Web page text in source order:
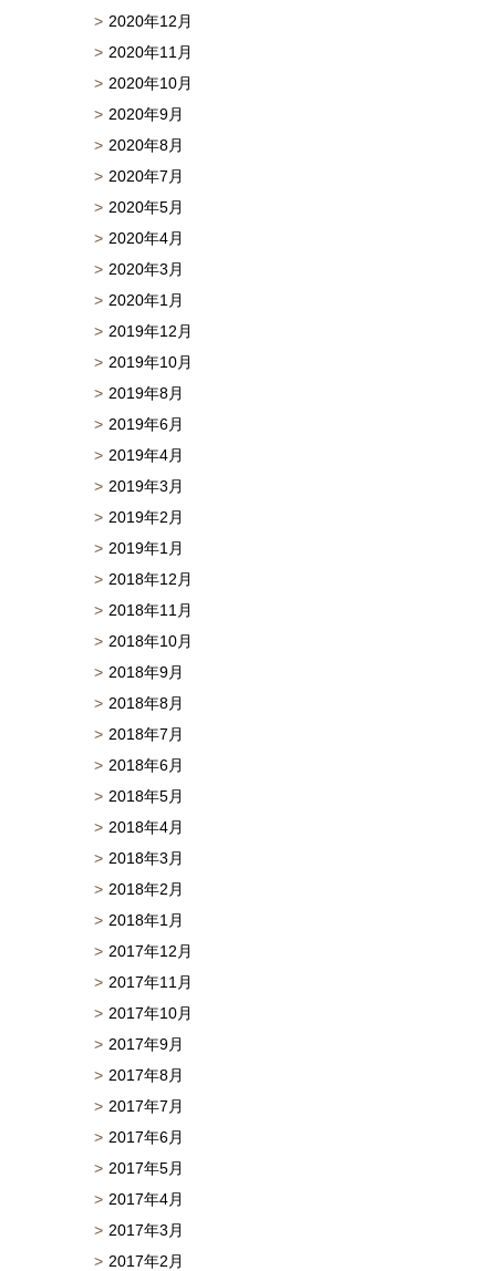
2020年12月
2020年11月
2020年10月
2020年9月
2020年8月
2020年7月
2020年5月
2020年4月
2020年3月
2020年1月
2019年12月
2019年10月
2019年8月
2019年6月
2019年4月
2019年3月
2019年2月
2019年1月
2018年12月
2018年11月
2018年10月
2018年9月
2018年8月
2018年7月
2018年6月
2018年5月
2018年4月
2018年3月
2018年2月
2018年1月
2017年12月
2017年11月
2017年10月
2017年9月
2017年8月
2017年7月
2017年6月
2017年5月
2017年4月
2017年3月
2017年2月